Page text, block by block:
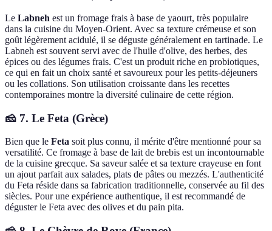
Le Labneh est un fromage frais à base de yaourt, très populaire
dans la cuisine du Moyen-Orient. Avec sa texture crémeuse et son
goût légèrement acidulé, il se déguste généralement en tartinade. Le
Labneh est souvent servi avec de l'huile d'olive, des herbes, des
épices ou des légumes frais. C'est un produit riche en probiotiques,
ce qui en fait un choix santé et savoureux pour les petits-déjeuners
ou les collations. Son utilisation croissante dans les recettes
contemporaines montre la diversité culinaire de cette région.
🧀 7. Le Feta (Grèce)
Bien que le Feta soit plus connu, il mérite d'être mentionné pour sa
versatilité. Ce fromage à base de lait de brebis est un incontournable
de la cuisine grecque. Sa saveur salée et sa texture crayeuse en font
un ajout parfait aux salades, plats de pâtes ou mezzés. L'authenticité
du Feta réside dans sa fabrication traditionnelle, conservée au fil des
siècles. Pour une expérience authentique, il est recommandé de
déguster le Feta avec des olives et du pain pita.